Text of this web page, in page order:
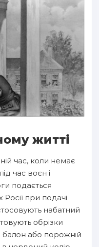
житті
час, коли немає
час воєн і
подається
при подачі
набатний
обрізки
або порожній